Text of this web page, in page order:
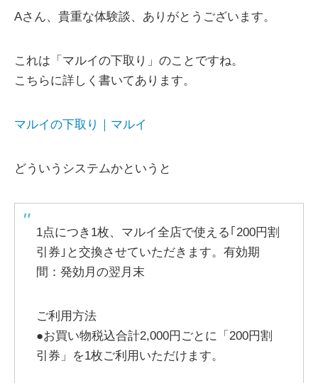
Aさん、貴重な体験談、ありがとうございます。
これは「マルイの下取り」のことですね。
こちらに詳しく書いてあります。
マルイの下取り｜マルイ
どういうシステムかというと
1点につき1枚、マルイ全店で使える｢200円割
引券｣と交換させていただきます。有効期
間：発効月の翌月末
ご利用方法
●お買い物税込合計2,000円ごとに「200円割
引券」を1枚ご利用いただけます。